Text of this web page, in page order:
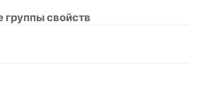
группы свойств